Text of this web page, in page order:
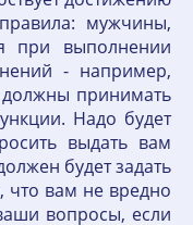
мужчины,
при выполнении
- например,
принимать
Надо будет
выдать вам
будет задать
что вам не вредно
вопросы, если